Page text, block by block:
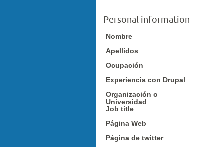
Personal information
Nombre
Apellidos
Ocupación
Experiencia con Drupal
Organización o
Universidad
Job title
Página Web
Página de twitter